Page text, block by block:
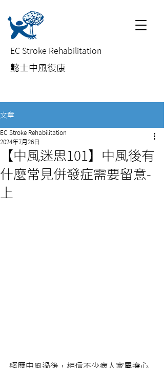
EC Stroke Rehabilitation
​懿士中風復康
文章
【中風迷思101】中風後有
什麼常見併發症需要留意-
上
EC Stroke Rehabilitation
2024年7月26日
經歷中風過後，相信不少病人家屬擔心